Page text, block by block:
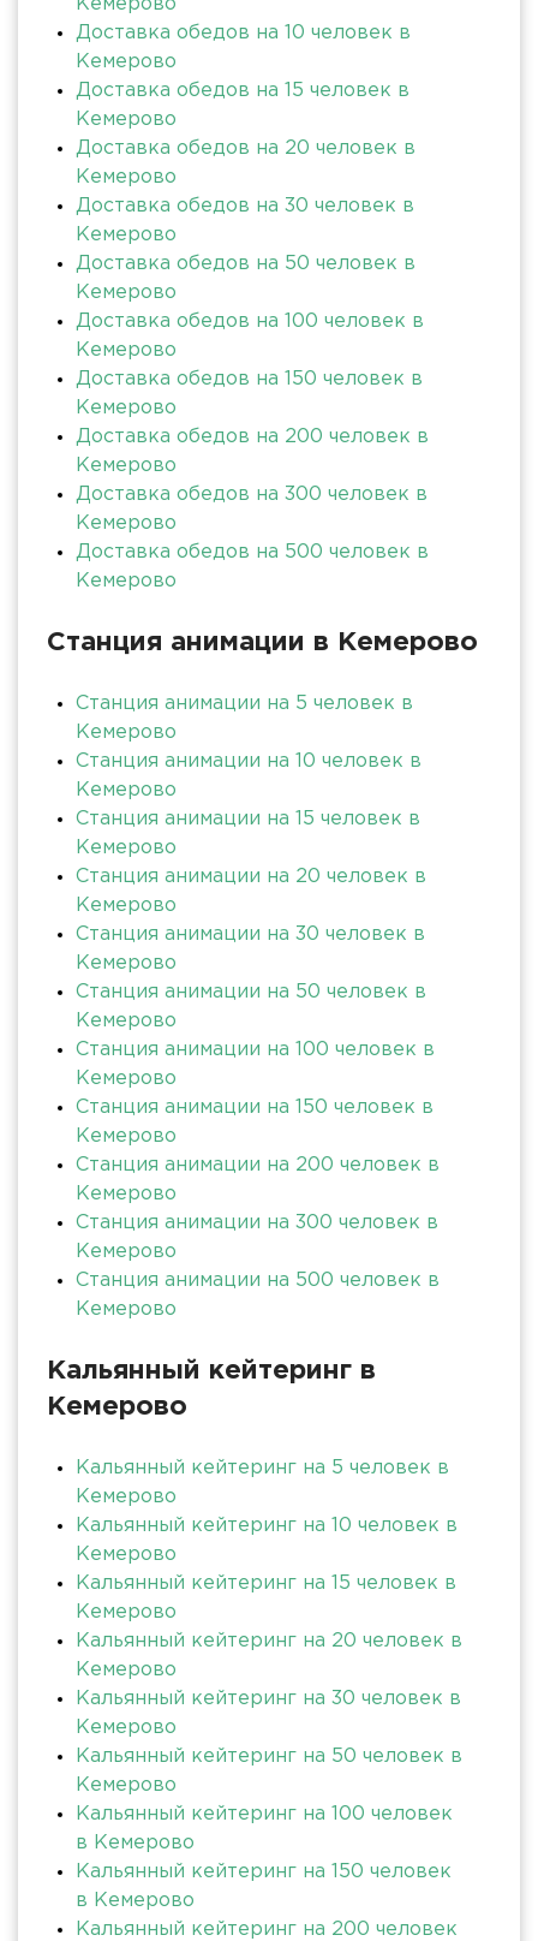
Кемерово
Доставка обедов на 10 человек в
Кемерово
Доставка обедов на 15 человек в
Кемерово
Доставка обедов на 20 человек в
Кемерово
Доставка обедов на 30 человек в
Кемерово
Доставка обедов на 50 человек в
Кемерово
Доставка обедов на 100 человек в
Кемерово
Доставка обедов на 150 человек в
Кемерово
Доставка обедов на 200 человек в
Кемерово
Доставка обедов на 300 человек в
Кемерово
Доставка обедов на 500 человек в
Кемерово
Станция анимации в Кемерово
Станция анимации на 5 человек в
Кемерово
Станция анимации на 10 человек в
Кемерово
Станция анимации на 15 человек в
Кемерово
Станция анимации на 20 человек в
Кемерово
Станция анимации на 30 человек в
Кемерово
Станция анимации на 50 человек в
Кемерово
Станция анимации на 100 человек в
Кемерово
Станция анимации на 150 человек в
Кемерово
Станция анимации на 200 человек в
Кемерово
Станция анимации на 300 человек в
Кемерово
Станция анимации на 500 человек в
Кемерово
Кальянный кейтеринг в
Кемерово
Кальянный кейтеринг на 5 человек в
Кемерово
Кальянный кейтеринг на 10 человек в
Кемерово
Кальянный кейтеринг на 15 человек в
Кемерово
Кальянный кейтеринг на 20 человек в
Кемерово
Кальянный кейтеринг на 30 человек в
Кемерово
Кальянный кейтеринг на 50 человек в
Кемерово
Кальянный кейтеринг на 100 человек
в Кемерово
Кальянный кейтеринг на 150 человек
в Кемерово
Кальянный кейтеринг на 200 человек